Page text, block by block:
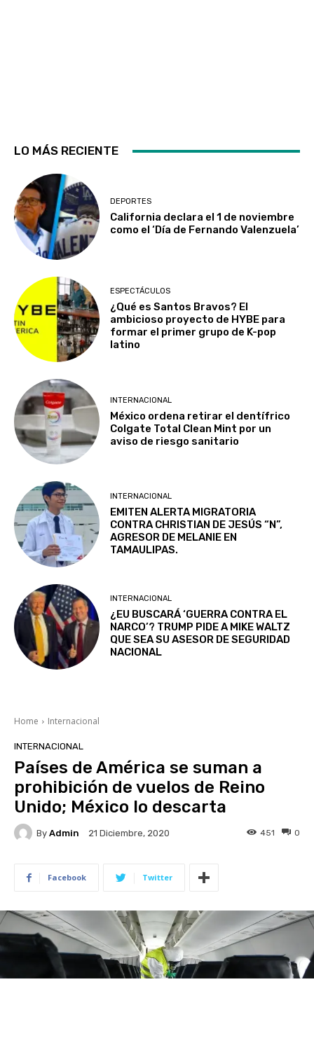
LO MÁS RECIENTE
DEPORTES
California declara el 1 de noviembre
como el ‘Día de Fernando Valenzuela’
ESPECTÁCULOS
¿Qué es Santos Bravos? El
ambicioso proyecto de HYBE para
formar el primer grupo de K-pop
latino
INTERNACIONAL
México ordena retirar el dentífrico
Colgate Total Clean Mint por un
aviso de riesgo sanitario
INTERNACIONAL
EMITEN ALERTA MIGRATORIA
CONTRA CHRISTIAN DE JESÚS “N”,
AGRESOR DE MELANIE EN
TAMAULIPAS.
INTERNACIONAL
¿EU BUSCARÁ ‘GUERRA CONTRA EL
NARCO’? TRUMP PIDE A MIKE WALTZ
QUE SEA SU ASESOR DE SEGURIDAD
NACIONAL